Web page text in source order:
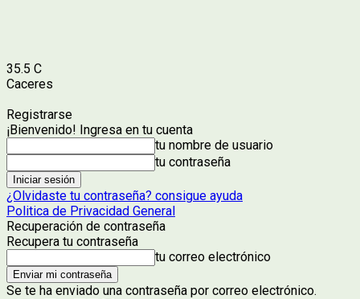
35.5 C
Caceres
Registrarse
¡Bienvenido! Ingresa en tu cuenta
tu nombre de usuario
tu contraseña
¿Olvidaste tu contraseña? consigue ayuda
Politica de Privacidad General
Recuperación de contraseña
Recupera tu contraseña
tu correo electrónico
Se te ha enviado una contraseña por correo electrónico.